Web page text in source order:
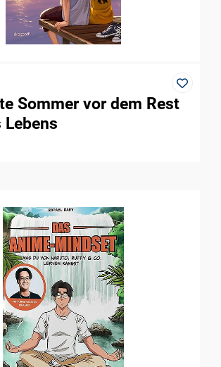
Sommer vor dem Rest
Lebens